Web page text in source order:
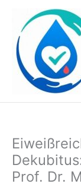
springen
Prof. Dr.